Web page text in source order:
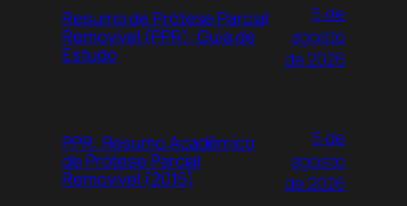
Resumo de Prótese Parcial
Removível (PPR): Guia de
Estudo
5 de
agosto
de 2026
PPR: Resumo Acadêmico
de Prótese Parcial
Removível (2015)
5 de
agosto
de 2026